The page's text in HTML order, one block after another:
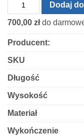
do
Listwa
półokrągła
narożna
-
stal
polerowana
Dodaj
700,00 złdo
Producent:
SKU
Długość
Wysokość
Materiał
Wykończenie